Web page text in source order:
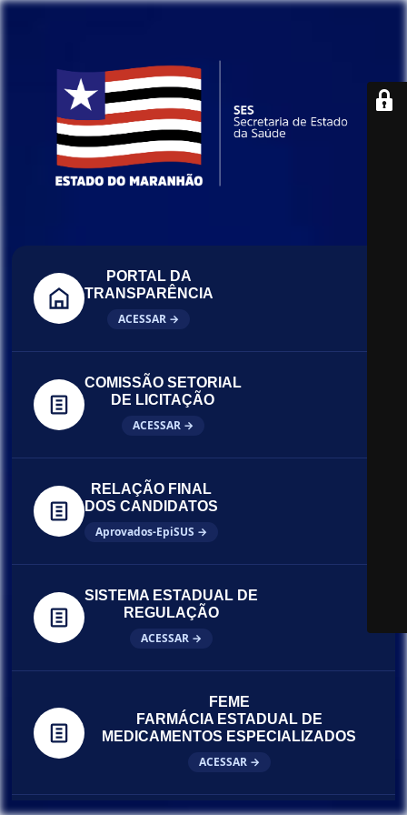
PORTAL DA
TRANSPARÊNCIA
ACESSAR →
COMISSÃO SETORIAL
DE LICITAÇÃO
ACESSAR →
RELAÇÃO FINAL
DOS CANDIDATOS
Aprovados-EpiSUS →
SISTEMA ESTADUAL DE
REGULAÇÃO
ACESSAR →
FEME
FARMÁCIA ESTADUAL DE
MEDICAMENTOS ESPECIALIZADOS
ACESSAR →